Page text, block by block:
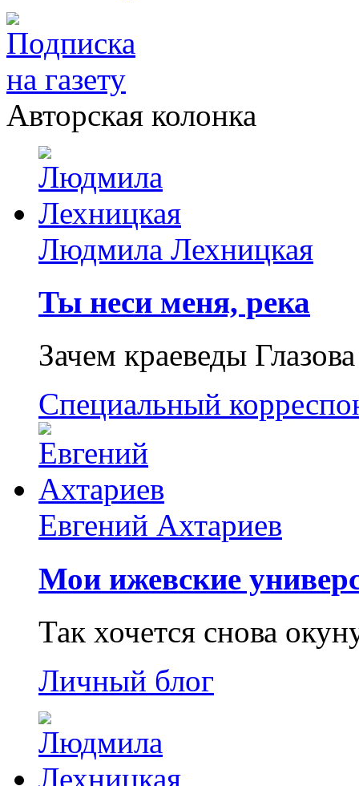
Авторская колонка
Людмила Лехницкая
Ты неси меня, река
Зачем краеведы
Специальный
Евгений Ахтариев
Мои ижевские
Так хочется снова
Личный блог